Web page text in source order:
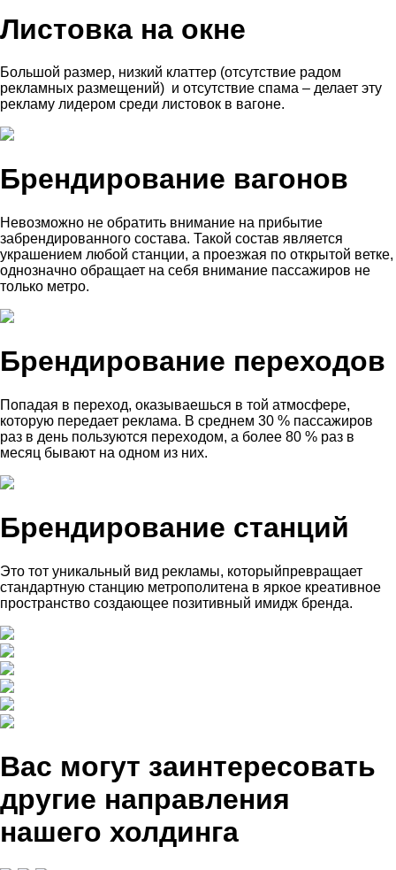
Листовка на окне
Большой размер, низкий клаттер (отсутствие радом
рекламных размещений) и отсутствие спама – делает эту
рекламу лидером среди листовок в вагоне.
Брендирование вагонов
Невозможно не обратить внимание на прибытие
забрендированного состава. Такой состав является
украшением любой станции, а проезжая по открытой ветке,
однозначно обращает на себя внимание пассажиров не
только метро.
Брендирование переходов
Попадая в переход, оказываешься в той атмосфере,
которую передает реклама. В среднем 30 % пассажиров
раз в день пользуются переходом, а более 80 % раз в
месяц бывают на одном из них.
Брендирование станций
Это тот уникальный вид рекламы, которыйпревращает
стандартную станцию метрополитена в яркое креативное
пространство создающее позитивный имидж бренда.
Вас могут заинтересовать
другие направления
нашего холдинга